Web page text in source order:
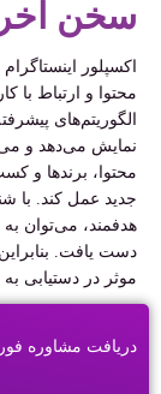
سخن آخر
اکسپلور
محتوا و ارتباط با
الگوریتم‌های
نمایش می‌دهد و
محتوا، برندها و
جدید عمل کند. با
هدفمند، می‌توان به
دست یافت.
موثر در دستیابی به
دریافت مشاوره